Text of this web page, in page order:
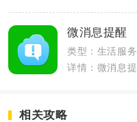
微消息提醒
类型：生活服务
相关攻略